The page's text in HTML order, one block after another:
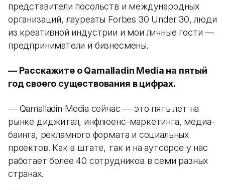
представители посольств и международных
организаций, лауреаты Forbes 30 Under 30, люди
из креативной индустрии и мои личные гости —
предприниматели и бизнесмены.
— Расскажите о Qamalladin Media на пятый
год своего существования в цифрах.
— Qamalladin Media сейчас — это пять лет на
рынке диджитал, инфлюенс-маркетинга, медиа-
баинга, рекламного формата и социальных
проектов. Как в штате, так и на аутсорсе у нас
работает более 40 сотрудников в семи разных
странах.